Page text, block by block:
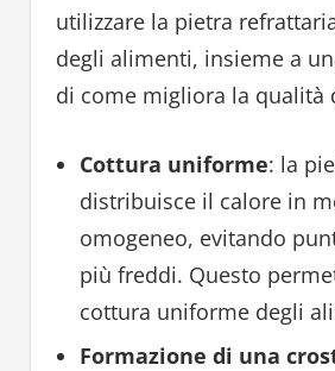
utilizzare la pietra
degli alimenti, insieme a
di come migliora la qualità
Cottura uniforme: la
distribuisce il calore in
omogeneo, evitando
più freddi. Questo
cottura uniforme degli
Formazione di una